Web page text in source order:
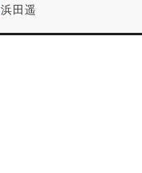
浜田遥